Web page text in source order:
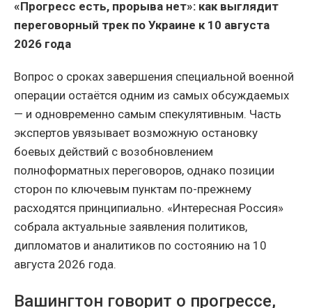
«Прогресс есть, прорыва нет»: как выглядит
переговорный трек по Украине к 10 августа
2026 года
Вопрос о сроках завершения специальной военной
операции остаётся одним из самых обсуждаемых
— и одновременно самым спекулятивным. Часть
экспертов увязывает возможную остановку
боевых действий с возобновлением
полноформатных переговоров, однако позиции
сторон по ключевым пунктам по-прежнему
расходятся принципиально. «Интересная Россия»
собрала актуальные заявления политиков,
дипломатов и аналитиков по состоянию на 10
августа 2026 года.
Вашингтон говорит о прогрессе,